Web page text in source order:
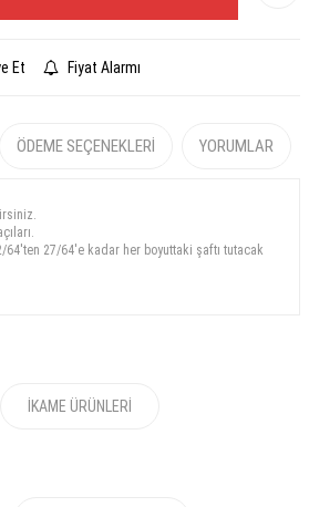
Et Fiyat Alarmı
ÖDEME SEÇENEKLERI YORUMLAR
27/64'e kadar her boyuttaki şaftı tutacak
İKAME ÜRÜNLERI